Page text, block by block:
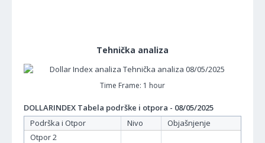
Tehnička analiza
Time Frame: 1 hour
DOLLARINDEX Tabela podrške i otpora - 08/05/2025
Podrška i Otpor
Nivo
Objašnjenje
Otpor 2